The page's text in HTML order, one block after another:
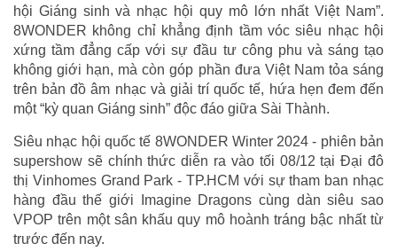
hội Giáng sinh và nhạc hội quy mô lớn nhất Việt Nam”.
8WONDER không chỉ khẳng định tầm vóc siêu nhạc hội
xứng tầm đẳng cấp với sự đầu tư công phu và sáng tạo
không giới hạn, mà còn góp phần đưa Việt Nam tỏa sáng
trên bản đồ âm nhạc và giải trí quốc tế, hứa hẹn đem đến
một “kỳ quan Giáng sinh” độc đáo giữa Sài Thành.
Siêu nhạc hội quốc tế 8WONDER Winter 2024 - phiên bản
supershow sẽ chính thức diễn ra vào tối 08/12 tại Đại đô
thị Vinhomes Grand Park - TP.HCM với sự tham ban nhạc
hàng đầu thế giới Imagine Dragons cùng dàn siêu sao
VPOP trên một sân khấu quy mô hoành tráng bậc nhất từ
trước đến nay.